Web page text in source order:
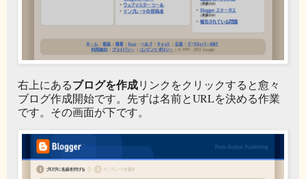
右上にあるブログを作成リンクをクリックすると愈々
ブログ作成開始です。先ずは名前とURLを決める作業
です。その画面が下です。